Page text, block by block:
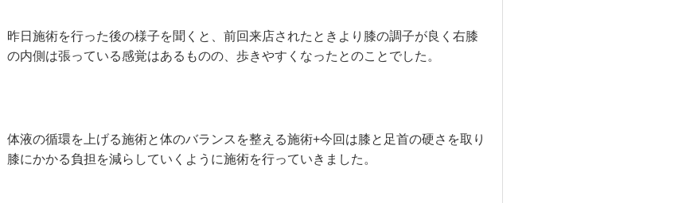
昨日施術を行った後の様子を聞くと、前回来店されたときより膝の調子が良く右膝
の内側は張っている感覚はあるものの、歩きやすくなったとのことでした。
体液の循環を上げる施術と体のバランスを整える施術+今回は膝と足首の硬さを取り
膝にかかる負担を減らしていくように施術を行っていきました。